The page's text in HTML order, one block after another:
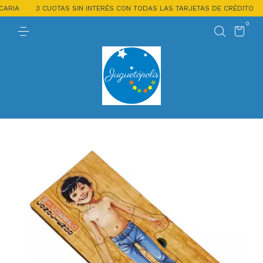
3 CUOTAS SIN INTERÉS CON TODAS LAS TARJETAS DE CRÉDITO
0